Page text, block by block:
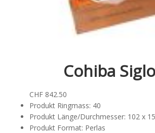
Cohiba
CHF842.50
Produkt Ringmass: 40
Produkt Länge/Durchmesser: 102 x
Produkt Format: Perlas